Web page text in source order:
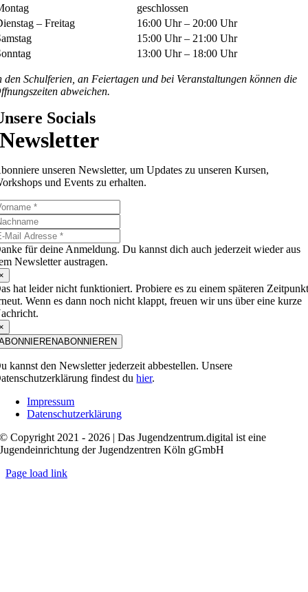
geschlossen
– Freitag
16:00 Uhr – 20:00 Uhr
15:00 Uhr – 21:00 Uhr
13:00 Uhr – 18:00 Uhr
den Schulferien, an Feiertagen und bei Veranstaltungen können die
abweichen.
Socials
Newsletter
unseren Newsletter, um Updates zu unseren Kursen,
und Events zu erhalten.
für deine Anmeldung. Du kannst dich auch jederzeit wieder aus
Newsletter austragen.
hat leider nicht funktioniert. Probiere es zu einem späteren
Wenn es dann noch nicht klappt, freuen wir uns über eine kurze
ABONNIEREN
kannst den Newsletter jederzeit abbestellen. Unsere
findest duhier.
Impressum
Datenschutzerklärung
© Copyright 2021 - 2026 | Das Jugendzentrum.digital ist eine
Jugendeinrichtung der Jugendzentren Köln gGmbH
Page load link